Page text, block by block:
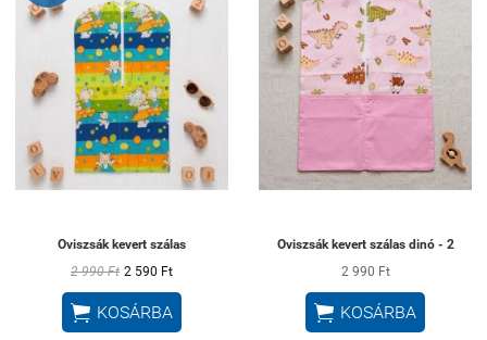
Oviszsák kevert szálas
2 990 Ft 2 590 Ft
 KOSÁRBA
Oviszsák kevert szálas dinó - 2
2 990 Ft
 KOSÁRBA